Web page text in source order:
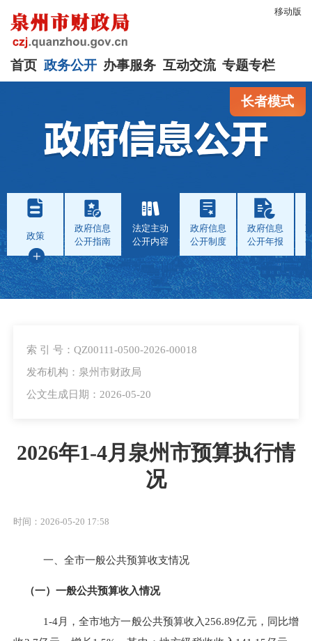
移动版
首页 政务公开 办事服务 互动交流 专题专栏
长者模式
政策
政府信息
公开指南
法定主动
公开内容
政府信息
公开制度
政府信息
公开年报
索 引 号：QZ00111-0500-2026-00018
发布机构：泉州市财政局
公文生成日期：2026-05-20
2026年1-4月泉州市预算执行情
况
时间：2026-05-20 17:58
一、 全市一般公共预算收支情况
（一）一般公共预算收入情况
1-4月，全市地方一般公共预算收入 256.89亿元，同比增